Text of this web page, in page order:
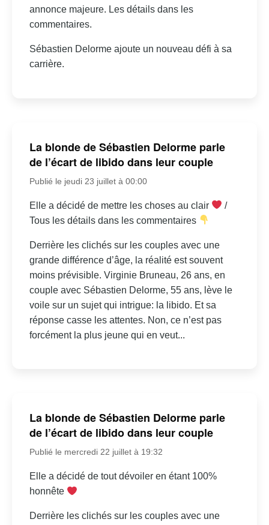
annonce majeure. Les détails dans les
commentaires.
Sébastien Delorme ajoute un nouveau défi à sa
carrière.
La blonde de Sébastien Delorme parle
de l’écart de libido dans leur couple
Publié le jeudi 23 juillet à 00:00
Elle a décidé de mettre les choses au clair
/
Tous les détails dans les commentaires
Derrière les clichés sur les couples avec une
grande différence d’âge, la réalité est souvent
moins prévisible. Virginie Bruneau, 26 ans, en
couple avec Sébastien Delorme, 55 ans, lève le
voile sur un sujet qui intrigue: la libido. Et sa
réponse casse les attentes. Non, ce n’est pas
forcément la plus jeune qui en veut...
La blonde de Sébastien Delorme parle
de l’écart de libido dans leur couple
Publié le mercredi 22 juillet à 19:32
Elle a décidé de tout dévoiler en étant 100%
honnête
Derrière les clichés sur les couples avec une